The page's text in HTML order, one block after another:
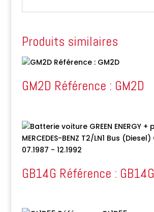
Produits similaires
GM2D Référence : GM2D
GB14G Référence : GB14G